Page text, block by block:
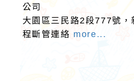
公司
大園區三民路2段777號，
程斷管連絡 more...